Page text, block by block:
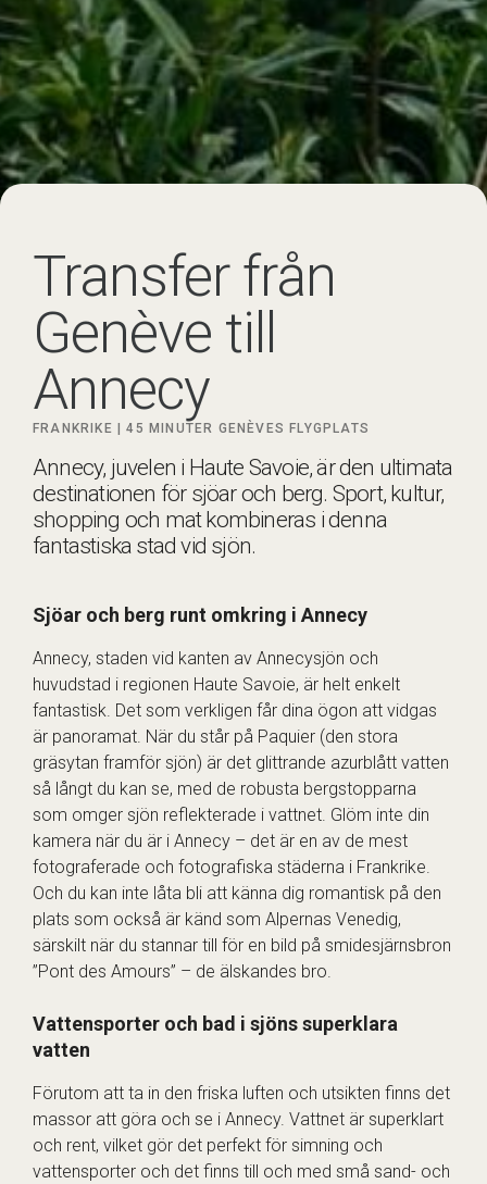
Transfer från
Genève till
Annecy
FRANKRIKE |45 MINUTER GENÈVES FLYGPLATS
Annecy, juvelen i Haute Savoie, är den ultimata
destinationen för sjöar och berg. Sport, kultur,
shopping och mat kombineras i denna
fantastiska stad vid sjön.
Sjöar och berg runt omkring i Annecy
Annecy, staden vid kanten av Annecysjön och
huvudstad i regionen Haute Savoie, är helt enkelt
fantastisk. Det som verkligen får dina ögon att vidgas
är panoramat. När du står på Paquier (den stora
gräsytan framför sjön) är det glittrande azurblått vatten
så långt du kan se, med de robusta bergstopparna
som omger sjön reflekterade i vattnet. Glöm inte din
kamera när du är i Annecy – det är en av de mest
fotograferade och fotografiska städerna i Frankrike.
Och du kan inte låta bli att känna dig romantisk på den
plats som också är känd som Alpernas Venedig,
särskilt när du stannar till för en bild på smidesjärnsbron
”Pont des Amours” – de älskandes bro.
Vattensporter och bad i sjöns superklara
vatten
Förutom att ta in den friska luften och utsikten finns det
massor att göra och se i Annecy. Vattnet är superklart
och rent, vilket gör det perfekt för simning och
vattensporter och det finns till och med små sand- och